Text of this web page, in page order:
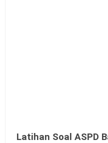
Latihan Soal ASPD